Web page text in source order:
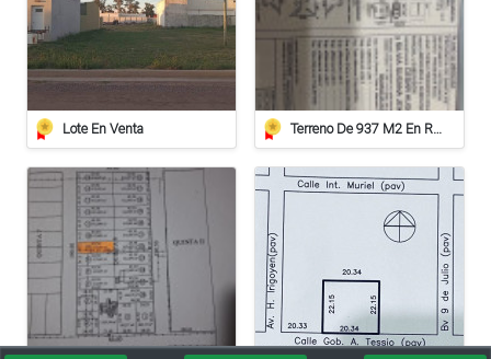
Lote En Venta Terreno De 937 M2 En Roca